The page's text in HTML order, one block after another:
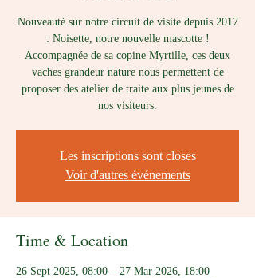
Nouveauté sur notre circuit de visite depuis 2017
: Noisette, notre nouvelle mascotte !
Accompagnée de sa copine Myrtille, ces deux
vaches grandeur nature nous permettent de
proposer des atelier de traite aux plus jeunes de
nos visiteurs.
Les inscriptions sont closes
Voir d'autres événements
Time & Location
26 Sept 2025, 08:00 – 27 Mar 2026, 18:00